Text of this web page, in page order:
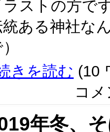
ラストの方で
ある神社な
きを読む (10
コ
年冬、